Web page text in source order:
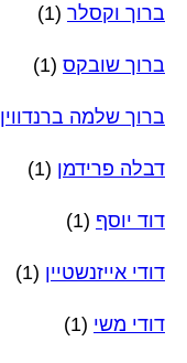
ברוך וקסלר (1)
ברוך שובקס (1)
ברוך שלמה ברנדווין
דבלה פרידמן (1)
דוד יוסף (1)
דודי אייזנשטיין (1)
דודי משי (1)